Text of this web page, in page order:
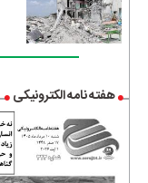
هفته نامه الکترونیکی